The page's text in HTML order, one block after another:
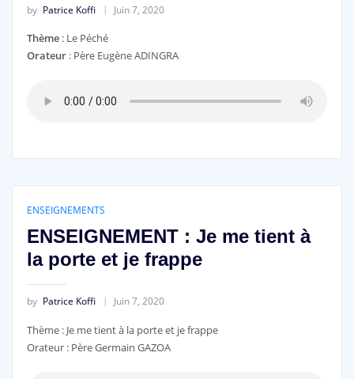
by Patrice Koffi Juin 7, 2020
Thème: Le Péché
Orateur: Père Eugène ADINGRA
ENSEIGNEMENTS
ENSEIGNEMENT : Je me tient à
la porte et je frappe
by Patrice Koffi Juin 7, 2020
Thème : Je me tient à la porte et je frappe
Orateur : Père Germain GAZOA